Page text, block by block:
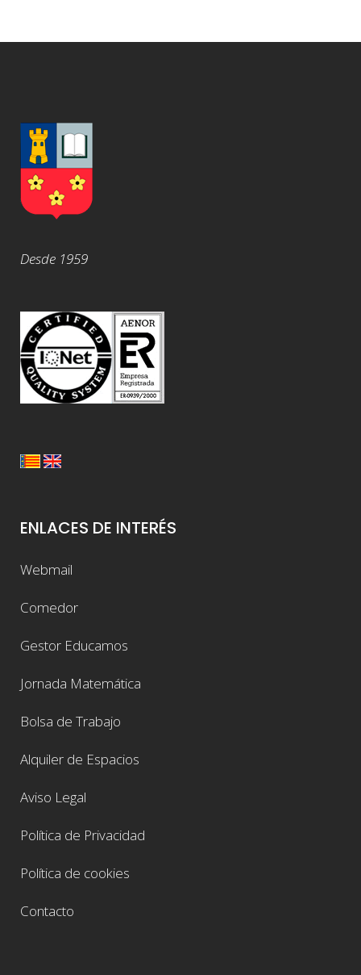
Desde 1959
ENLACES DE INTERÉS
Webmail
Comedor
Gestor Educamos
Jornada Matemática
Bolsa de Trabajo
Alquiler de Espacios
Aviso Legal
Política de Privacidad
Política de cookies
Contacto